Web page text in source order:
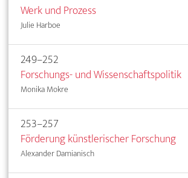
Werk und Prozess
Julie Harboe
249–252
Forschungs- und Wissenschaftspolitik
Monika Mokre
253–257
Förderung künstlerischer Forschung
Alexander Damianisch